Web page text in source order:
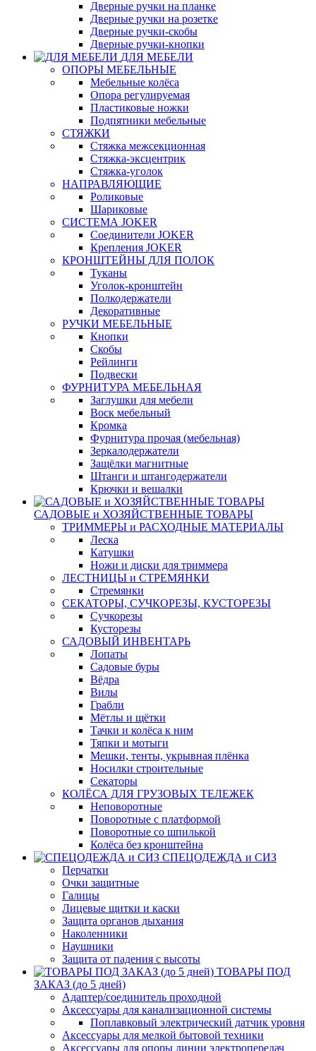
Дверные ручки на планке
Дверные ручки на розетке
Дверные ручки-скобы
Дверные ручки-кнопки
ДЛЯ МЕБЕЛИ
ОПОРЫ МЕБЕЛЬНЫЕ
Мебельные колёса
Опора регулируемая
Пластиковые ножки
Подпятники мебельные
СТЯЖКИ
Стяжка межсекционная
Стяжка-эксцентрик
Стяжка-уголок
НАПРАВЛЯЮЩИЕ
Роликовые
Шариковые
СИСТЕМА JOKER
Соединители JOKER
Крепления JOKER
КРОНШТЕЙНЫ ДЛЯ ПОЛОК
Туканы
Уголок-кронштейн
Полкодержатели
Декоративные
РУЧКИ МЕБЕЛЬНЫЕ
Кнопки
Скобы
Рейлинги
Подвески
ФУРНИТУРА МЕБЕЛЬНАЯ
Заглушки для мебели
Воск мебельный
Кромка
Фурнитура прочая (мебельная)
Зеркалодержатели
Защёлки магнитные
Штанги и штангодержатели
Крючки и вешалки
САДОВЫЕ и ХОЗЯЙСТВЕННЫЕ ТОВАРЫ
ТРИММЕРЫ и РАСХОДНЫЕ МАТЕРИАЛЫ
Леска
Катушки
Ножи и диски для триммера
ЛЕСТНИЦЫ и СТРЕМЯНКИ
Стремянки
СЕКАТОРЫ, СУЧКОРЕЗЫ, КУСТОРЕЗЫ
Сучкорезы
Кусторезы
САДОВЫЙ ИНВЕНТАРЬ
Лопаты
Садовые буры
Вёдра
Вилы
Грабли
Мётлы и щётки
Тачки и колёса к ним
Тяпки и мотыги
Мешки, тенты, укрывная плёнка
Носилки строительные
Секаторы
КОЛЁСА ДЛЯ ГРУЗОВЫХ ТЕЛЕЖЕК
Неповоротные
Поворотные с платформой
Поворотные со шпилькой
Колёса без кронштейна
СПЕЦОДЕЖДА и СИЗ
Перчатки
Очки защитные
Галицы
Лицевые щитки и каски
Защита органов дыхания
Наколенники
Наушники
Защита от падения с высоты
ТОВАРЫ ПОД
ЗАКАЗ (до 5 дней)
Адаптер/соединитель проходной
Аксессуары для канализационной системы
Поплавковый электрический датчик уровня
Аксессуары для мелкой бытовой техники
Аксессуары для опоры линии электропередач